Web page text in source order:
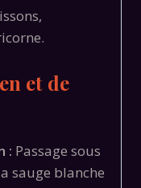
et de
: Passage sous
sauge blanche